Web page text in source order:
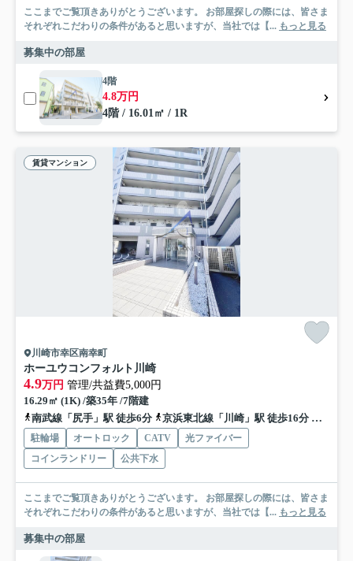
ここまでご覧頂きありがとうございます。 お部屋探しの際には、皆さま
それぞれこだわりの条件があると思いますが、当社では【... もっと見る
募集中の部屋
4階
4.8万円
4階 / 16.01㎡ / 1R
賃貸マンション
川崎市幸区南幸町
ホーユウコンフォルト川崎
4.9万円 管理/共益費5,000円
16.29㎡ (1K) /築35年 /7階建
南武線「尻手」駅 徒歩6分
京浜東北線「川崎」駅 徒歩16分 南武線
駐輪場 オートロック CATV
光ファイバー
コインランドリー
公共下水
ここまでご覧頂きありがとうございます。 お部屋探しの際には、皆さま
それぞれこだわりの条件があると思いますが、当社では【... もっと見る
募集中の部屋